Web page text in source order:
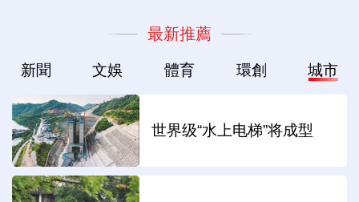
最新推薦
新聞 文娛 體育 環創 城市
世界级“水上电梯”将成型